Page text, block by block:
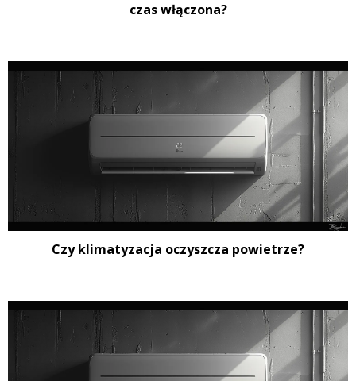
czas włączona?
Czy klimatyzacja oczyszcza powietrze?